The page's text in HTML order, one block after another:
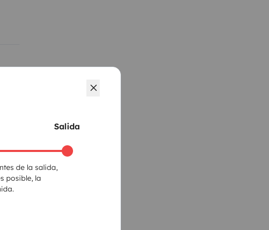
de la salida,
posible, la
Salida